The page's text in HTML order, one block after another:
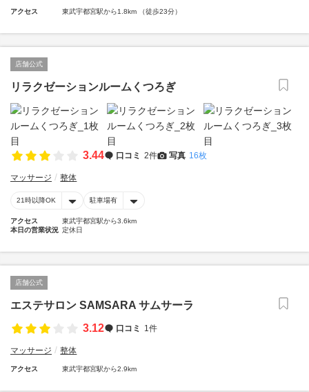
アクセス 東武宇都宮駅から1.8km （徒歩23分）
店舗公式
リラクゼーションルームくつろぎ
3.44 口コミ 2件 写真 16枚
マッサージ 整体
21時以降OK 駐車場有
アクセス
東武宇都宮駅から3.6km
本日の営業状況 定休日
店舗公式
エステサロン SAMSARA サムサーラ
3.12
口コミ 1件
マッサージ 整体
アクセス 東武宇都宮駅から2.9km